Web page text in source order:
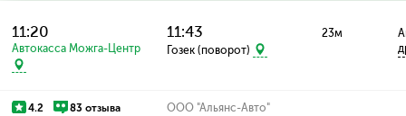
11:20
Автокасса Можга-Центр
11:43
Гозек (поворот)
23м
4.2 83 отзыва ООО "Альянс-Авто"